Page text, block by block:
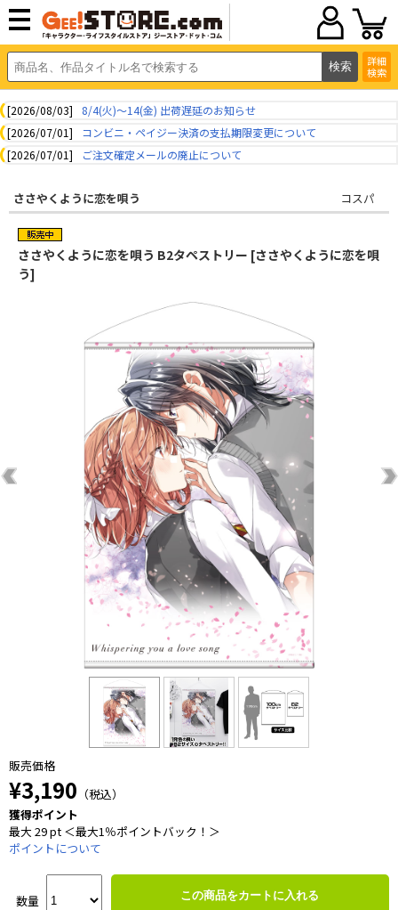
詳細
検索
[2026/08/03]
8/4(火)～14(金) 出荷遅延のお知らせ
[2026/07/01]
コンビニ・ペイジー決済の支払期限変更について
[2026/07/01]
ご注文確定メールの廃止について
ささやくように恋を唄う コスパ
ささやくように恋を唄う B2タペストリー [ささやくように恋を唄
う]
販売価格
¥3,190 （税込）
獲得ポイント
最大 29 pt ＜最大1％ポイントバック！＞
ポイントについて
数量 この商品をカートに入れる